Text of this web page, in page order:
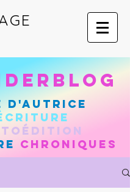
d'autrice
chroniques